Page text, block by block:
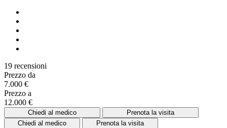
19 recensioni
Prezzo da
7.000 €
Prezzo a
12.000 €
Chiedi al medico
Prenota la visita
Chiedi al medico
Prenota la visita